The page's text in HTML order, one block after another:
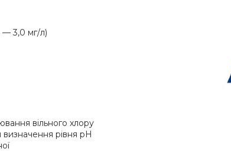
— 3,0 мг/л)
вільного хлору
рівня pH